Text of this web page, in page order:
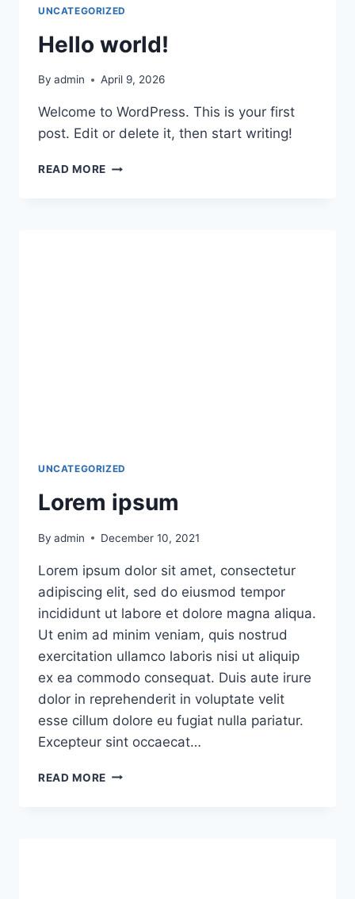
UNCATEGORIZED
Hello world!
By admin April 9, 2026
Welcome to WordPress. This is your first
post. Edit or delete it, then start writing!
READ MORE HELLO
UNCATEGORIZED
Lorem ipsum
By admin December 10, 2021
Lorem ipsum dolor sit amet, consectetur
adipiscing elit, sed do eiusmod tempor
incididunt ut labore et dolore magna aliqua.
Ut enim ad minim veniam, quis nostrud
exercitation ullamco laboris nisi ut aliquip
ex ea commodo consequat. Duis aute irure
dolor in reprehenderit in voluptate velit
esse cillum dolore eu fugiat nulla pariatur.
Excepteur sint occaecat…
READ MORE LOREM